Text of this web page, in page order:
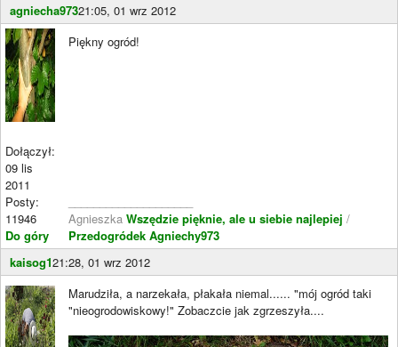
agniecha97321:05, 01 wrz 2012
Dołączył:
09 lis
2011
Posty:
11946
Do góry
Piękny ogród!
Agnieszka Wszędzie pięknie, ale u siebie najlepiej /
Przedogródek Agniechy973
kaisog121:28, 01 wrz 2012
Marudziła, a narzekała, płakała niemal...... "mój ogród taki
"nieogrodowiskowy!" Zobaczcie jak zgrzeszyła....